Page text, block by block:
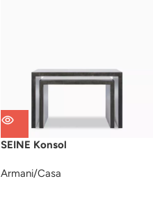
SEINE Konsol
Armani/Casa